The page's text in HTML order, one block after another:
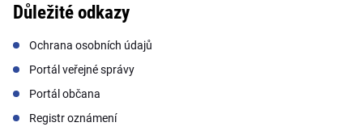
Důležité odkazy
Ochrana osobních údajů
Portál veřejné správy
Portál občana
Registr oznámení